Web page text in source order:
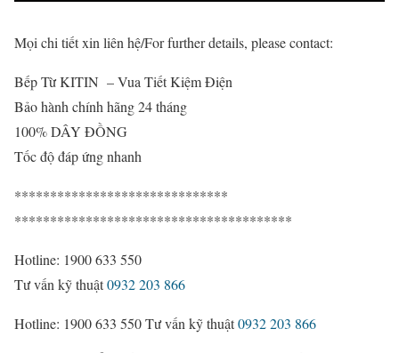
Mọi chi tiết xin liên hệ/For further details, please contact:
Bếp Từ KITIN – Vua Tiết Kiệm Điện
Bảo hành chính hãng 24 tháng
100% DÂY ĐỒNG
Tốc độ đáp ứng nhanh
******************************
***************************************
Hotline: 1900 633 550
Tư vấn kỹ thuật0932 203 866
Hotline: 1900 633 550Tư vấn kỹ thuật0932 203 866